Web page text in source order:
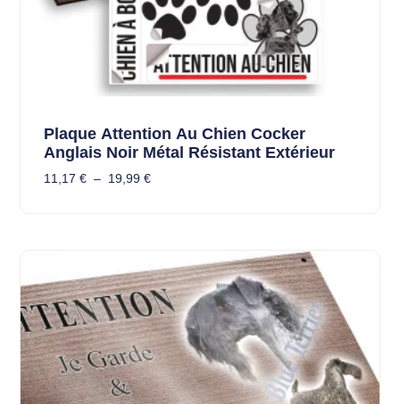
Plaque Attention Au Chien Cocker
Anglais Noir Métal Résistant Extérieur
11,17 € – 19,99 €